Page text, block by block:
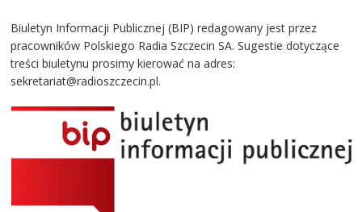
Biuletyn Informacji Publicznej (BIP) redagowany jest przez
pracowników Polskiego Radia Szczecin SA. Sugestie dotyczące
treści biuletynu prosimy kierować na adres:
sekretariat@radioszczecin.pl.